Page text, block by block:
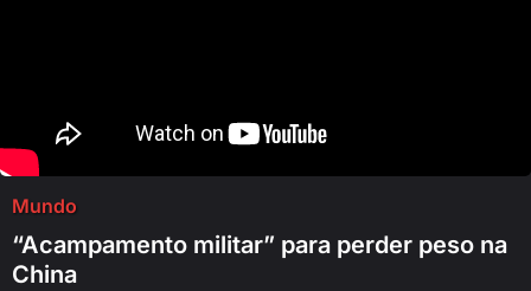
Mundo
“Acampamento militar” para perder peso na
China